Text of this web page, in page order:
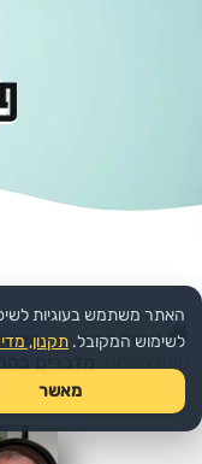
עמוד הבית >>
מדברים
האתר משתמש בעוגיות
לשימוש המקובל. תקנון,
מאשר